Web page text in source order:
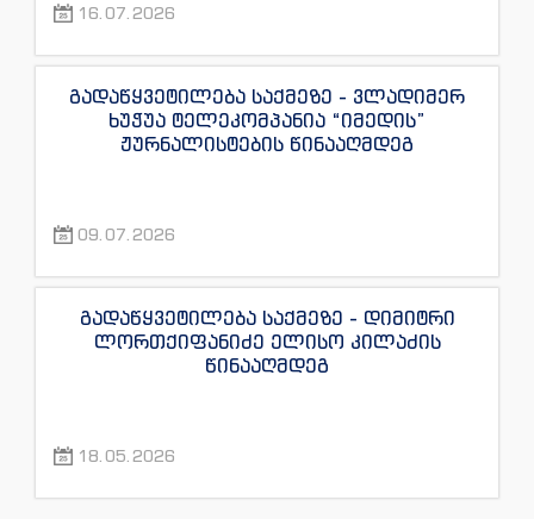
“ექსკლუზივტივის” ჟურნალისტების
16.07.2026
გადაწყვეტილება საქმეზე - ვლადიმერ
ხუჭუა ტელეკომპანია “იმედის”
ჟურნალისტების წინააღმდეგ
09.07.2026
გადაწყვეტილება საქმეზე - დიმიტრი
ლორთქიფანიძე ელისო კილაძის
წინააღმდეგ
18.05.2026